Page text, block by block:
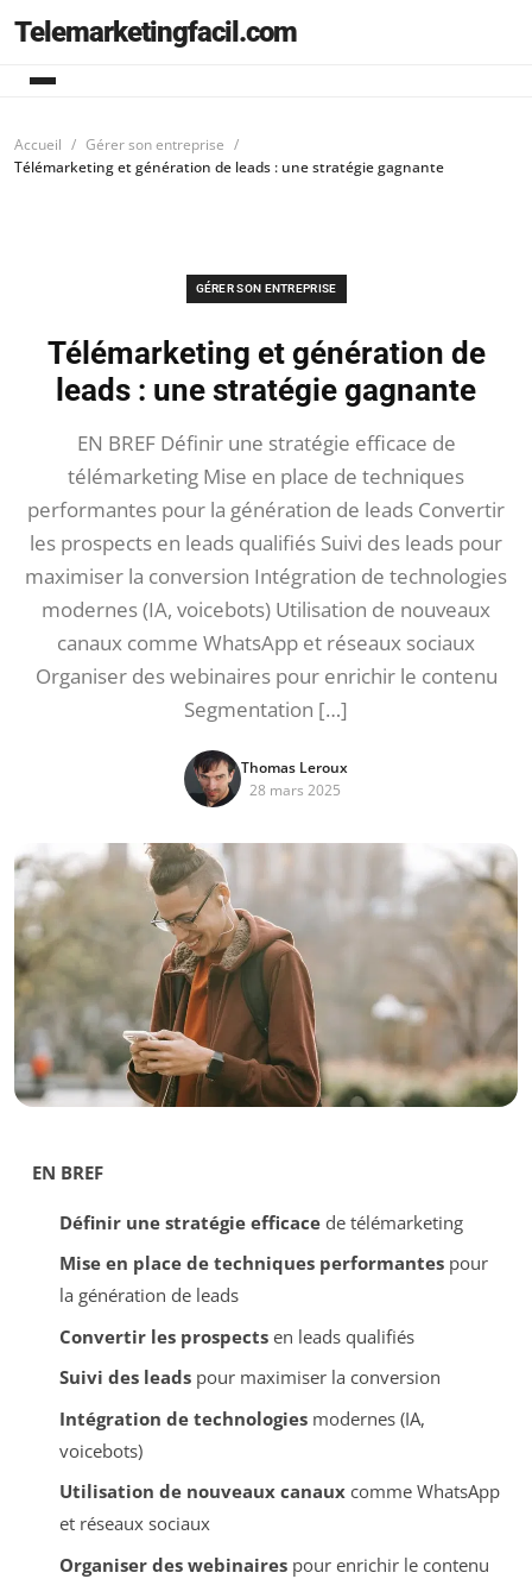
Telemarketingfacil.com
Accueil
Gérer son entreprise
Télémarketing et génération de leads : une stratégie gagnante
GÉRER SON ENTREPRISE
Télémarketing et génération de
leads : une stratégie gagnante
EN BREF Définir une stratégie efficace de
télémarketing Mise en place de techniques
performantes pour la génération de leads Convertir
les prospects en leads qualifiés Suivi des leads pour
maximiser la conversion Intégration de technologies
modernes (IA, voicebots) Utilisation de nouveaux
canaux comme WhatsApp et réseaux sociaux
Organiser des webinaires pour enrichir le contenu
Segmentation […]
Thomas Leroux
28 mars 2025
EN BREF
Définir une stratégie efficacede télémarketing
Mise en place de techniques performantespour
la génération de leads
Convertir les prospectsen leads qualifiés
Suivi des leadspour maximiser la conversion
Intégration de technologiesmodernes (IA,
voicebots)
Utilisation de nouveaux canauxcomme WhatsApp
et réseaux sociaux
Organiser des webinairespour enrichir le contenu